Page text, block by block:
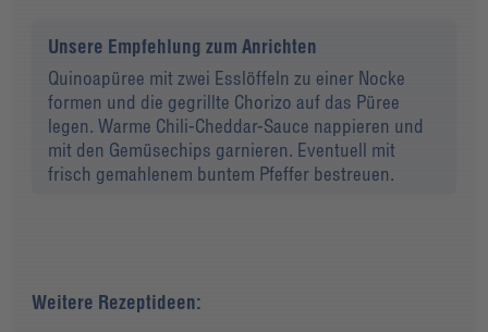
Unsere Empfehlung zum Anrichten
Quinoapüree mit zwei Esslöffeln zu einer Nocke
formen und die gegrillte Chorizo auf das Püree
legen. Warme Chili-Cheddar-Sauce nappieren und
mit den Gemüsechips garnieren. Eventuell mit
frisch gemahlenem buntem Pfeffer bestreuen.
Weitere Rezeptideen: